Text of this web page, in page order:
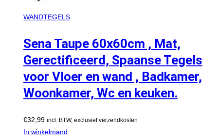
WANDTEGELS
Sena Taupe 60x60cm , Mat,
Gerectificeerd, Spaanse Tegels
voor Vloer en wand , Badkamer,
Woonkamer, Wc en keuken.
€32,99 incl. BTW, exclusief verzendkosten
In winkelmand